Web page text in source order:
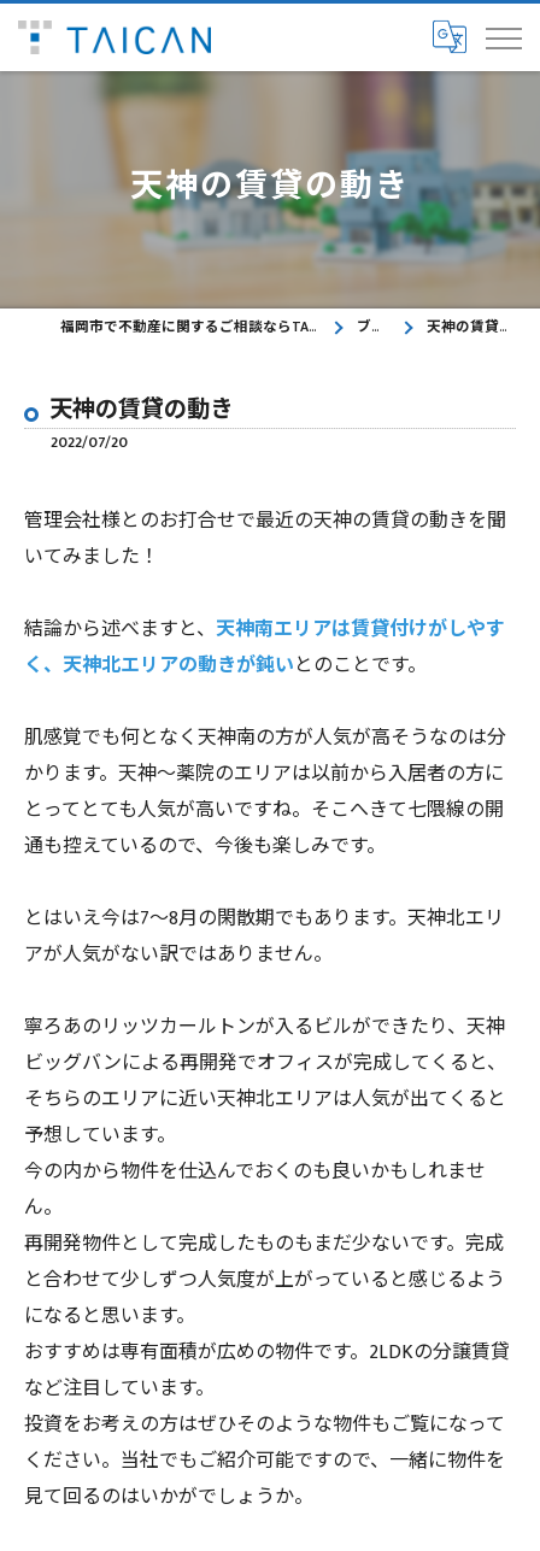
天神の賃貸の動き
福岡市で不動産に関するご相談ならTAICAN株式会社 ブログ 天神の賃貸の動き
天神の賃貸の動き
2022/07/20
管理会社様とのお打合せで最近の天神の賃貸の動きを聞
いてみました！
結論から述べますと、 天神南エリアは賃貸付けがしやす
く、天神北エリアの動きが鈍いとのことです。
肌感覚でも何となく天神南の方が人気が高そうなのは分
かります。天神～薬院のエリアは以前から入居者の方に
とってとても人気が高いですね。そこへきて七隈線の開
通も控えているので、今後も楽しみです。
とはいえ今は7～8月の閑散期でもあります。天神北エリ
アが人気がない訳ではありません。
寧ろあのリッツカールトンが入るビルができたり、天神
ビッグバンによる再開発でオフィスが完成してくると、
そちらのエリアに近い天神北エリアは人気が出てくると
予想しています。
今の内から物件を仕込んでおくのも良いかもしれませ
ん。
再開発物件として完成したものもまだ少ないです。完成
と合わせて少しずつ人気度が上がっていると感じるよう
になると思います。
おすすめは専有面積が広めの物件です。2LDKの分譲賃貸
など注目しています。
投資をお考えの方はぜひそのような物件もご覧になって
ください。当社でもご紹介可能ですので、一緒に物件を
見て回るのはいかがでしょうか。